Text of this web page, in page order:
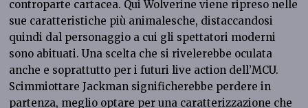
controparte cartacea. Qui Wolverine viene ripreso nelle
sue caratteristiche più animalesche, distaccandosi
quindi dal personaggio a cui gli spettatori moderni
sono abituati. Una scelta che si rivelerebbe oculata
anche e soprattutto per i futuri live action dell’MCU.
Scimmiottare Jackman significherebbe perdere in
partenza, meglio optare per una caratterizzazione che